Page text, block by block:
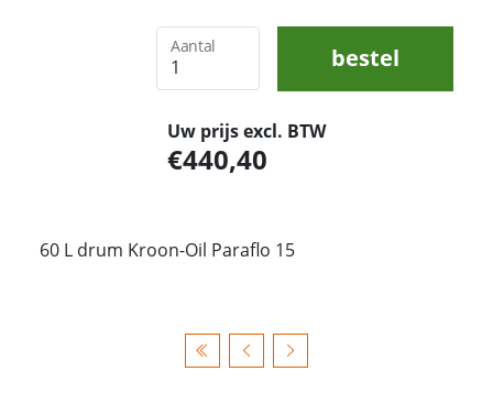
Aantal bestel
Uw prijs excl. BTW
440,40
60 L drum Kroon-Oil Paraflo 15